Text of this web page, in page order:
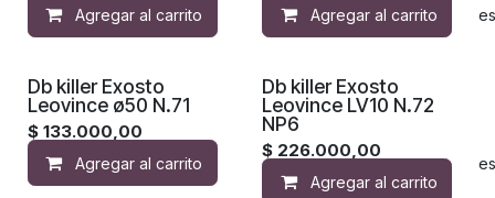
Agregar al carrito Agregar a la lista de
Agregar al carrito
Db killer Exosto
Leovince ø50 N.71
$ 133.000,00
Agregar al carrito Agregar a la lista de
Db killer Exosto
Leovince LV10 N.72
NP6
$ 226.000,00
Agregar al carrito